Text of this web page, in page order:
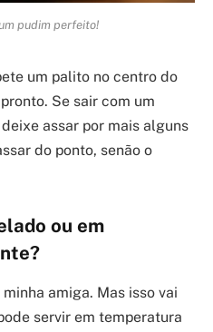
pudim perfeito!
um palito no centro do
Se sair com um
assar por mais alguns
do ponto, senão o
ou em
amiga. Mas isso vai
servir em temperatura